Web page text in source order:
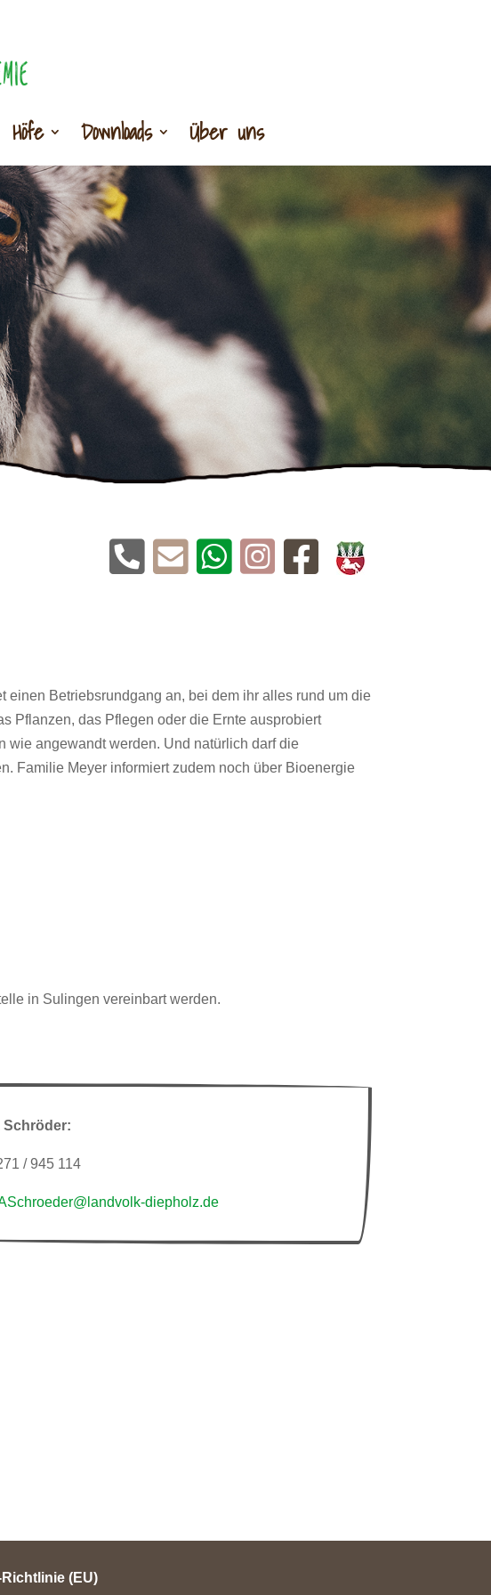
Höfe Downloads Über uns





einen Betriebsrundgang an, bei dem ihr alles rund um die
Pflanzen, das Pflegen oder die Ernte ausprobiert
wie angewandt werden. Und natürlich darf die
Familie Meyer informiert zudem noch über Bioenergie
in Sulingen vereinbart werden.
Schröder:
/ 945 114
diepholz.de
(EU)